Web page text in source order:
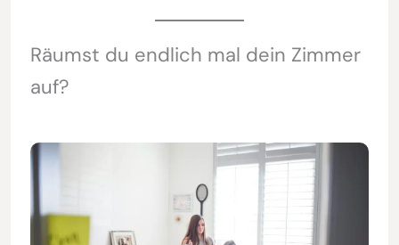
Räumst du endlich mal dein Zimmer
auf?